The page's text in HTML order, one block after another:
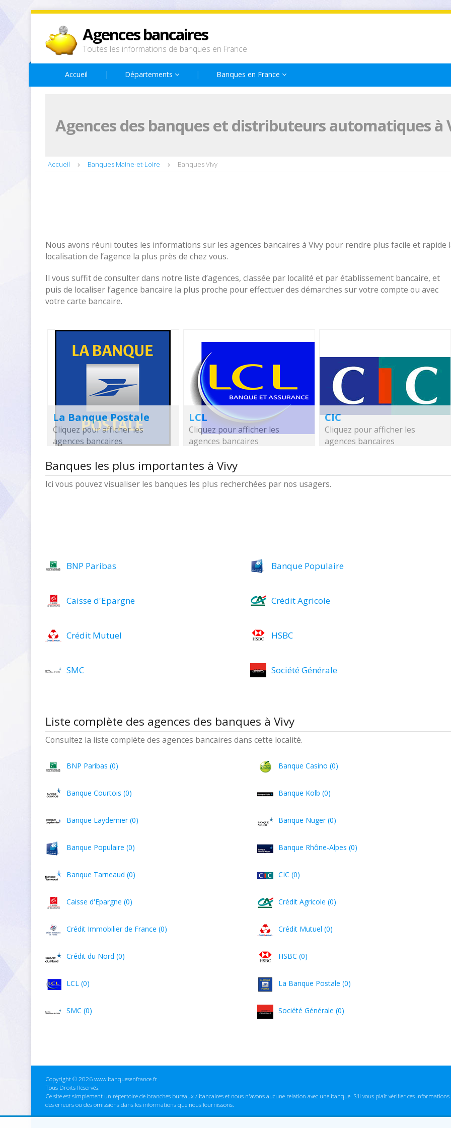
Agences bancaires
Toutes les informations de banques en France
Accueil Départements Banques en France
Agences des banques et distributeurs automatiques à
Accueil Banques Maine-et-Loire Banques Vivy
Nous avons réuni toutes les informations sur les agences bancaires à Vivy pour rendre plus facile et rapide
localisation de l’agence la plus près de chez vous.
Il vous suffit de consulter dans notre liste d’agences, classée par localité et par établissement bancaire, et
puis de localiser l’agence bancaire la plus proche pour effectuer des démarches sur votre compte ou avec
votre carte bancaire.
La Banque Postale
Cliquez pour afficher les
agences bancaires
LCL
Cliquez pour afficher les
agences bancaires
CIC
Cliquez pour afficher les
agences bancaires
Banques les plus importantes à Vivy
Ici vous pouvez visualiser les banques les plus recherchées par nos usagers.
BNP Paribas Banque Populaire
Caisse d'Epargne Crédit Agricole
Crédit Mutuel HSBC
SMC Société Générale
Liste complète des agences des banques à Vivy
Consultez la liste complète des agences bancaires dans cette localité.
BNP Paribas (0) Banque Casino (0)
Banque Courtois (0) Banque Kolb (0)
Banque Laydernier (0) Banque Nuger (0)
Banque Populaire (0) Banque Rhône-Alpes (0)
Banque Tarneaud (0) CIC (0)
Caisse d'Epargne (0) Crédit Agricole (0)
Crédit Immobilier de France (0) Crédit Mutuel (0)
Crédit du Nord (0) HSBC (0)
LCL (0) La Banque Postale (0)
SMC (0) Société Générale (0)
Copyright © 2026 www.banquesenfrance.fr
Tous Droits Réservés.
Ce site est simplement un répertoire de branches bureaux / bancaires et nous n'avons aucune relation avec une banque. S'il vous plaît vérifier ces
des erreurs ou des omissions dans les informations que nous fournissons.